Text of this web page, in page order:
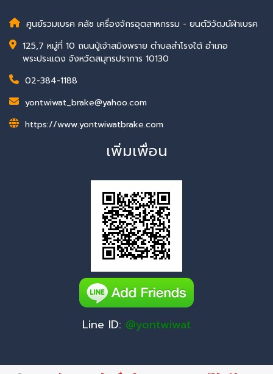
ศูนย์รวมเบรค คลัช เครื่องจักรอุตสาหกรรม - ยนต์วิวัฒน์ผ้าเบรค
125,7 หมู่ที่ 10 ถนนปู่เจ้าสมิงพราย ตำบลสำโรงใต้ อำเภอ
พระประแดง จังหวัดสมุทรปราการ 10130
02-384-1188
yontwiwat_brake@yahoo.com
https://www.yontwiwatbrake.com
เพิ่มเพื่อน
Line ID: @yontwiwat